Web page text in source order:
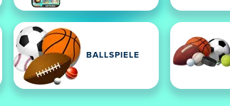
BALLSPIELE